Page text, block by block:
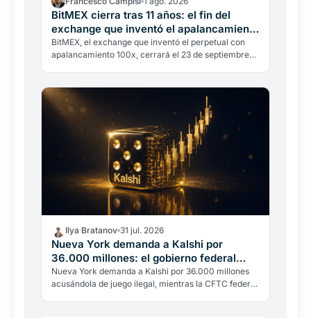
BitMEX cierra tras 11 años: el fin del
exchange que inventó el apalancamiento
100x
BitMEX, el exchange que inventó el perpetual con
apalancamiento 100x, cerrará el 23 de septiembre
Ilya Bratanov 31 jul. 2026
Nueva York demanda a Kalshi por
36.000 millones: el gobierno federal
interviene
Nueva York demanda a Kalshi por 36.000 millones
acusándola de juego ilegal, mientras la CFTC federal